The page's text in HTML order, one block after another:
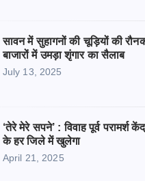
सावन में सुहागनों की चूड़ियों की
बाजारों में उमड़ा शृंगार का सैलाब
July 13, 2025
‘तेरे मेरे सपने’ : विवाह पूर्व परामर्श
के हर जिले में खुलेगा
April 21, 2025